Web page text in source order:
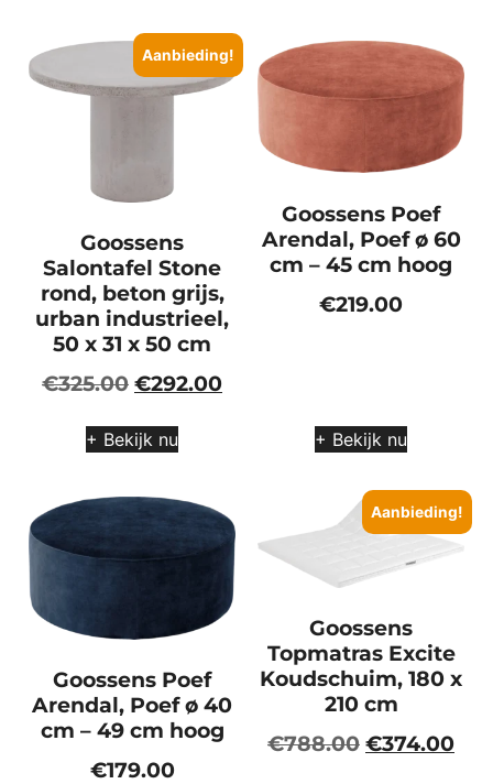
Aanbieding!
Goossens
Salontafel Stone
rond, beton grijs,
urban industrieel,
50 x 31 x 50 cm
€325.00 €292.00
+ Bekijk nu
Goossens Poef
Arendal, Poef ø 60
cm – 45 cm hoog
€219.00
+ Bekijk nu
Goossens Poef
Arendal, Poef ø 40
cm – 49 cm hoog
€179.00
Aanbieding!
Goossens
Topmatras Excite
Koudschuim, 180 x
210 cm
€788.00 €374.00